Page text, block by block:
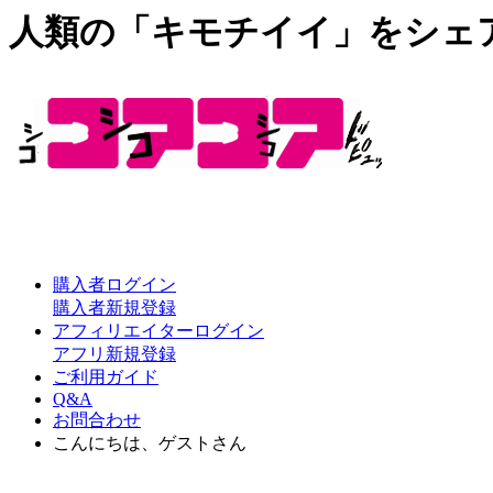
人類の「キモチイイ」をシェ
購入者ログイン
購入者新規登録
アフィリエイターログイン
アフリ新規登録
ご利用ガイド
Q&A
お問合わせ
こんにちは、ゲストさん